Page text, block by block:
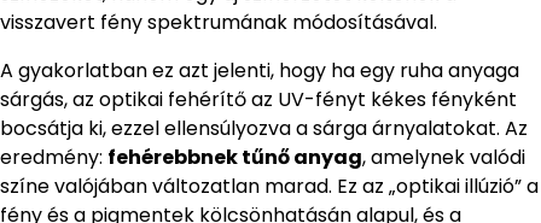
visszavert fény spektrumának módosításával.
A gyakorlatban ez azt jelenti, hogy ha egy ruha anyaga
sárgás, az optikai fehérítő az UV-fényt kékes fényként
bocsátja ki, ezzel ellensúlyozva a sárga árnyalatokat. Az
eredmény: fehérebbnek tűnő anyag, amelynek valódi
színe valójában változatlan marad. Ez az „optikai illúzió” a
fény és a pigmentek kölcsönhatásán alapul, és a